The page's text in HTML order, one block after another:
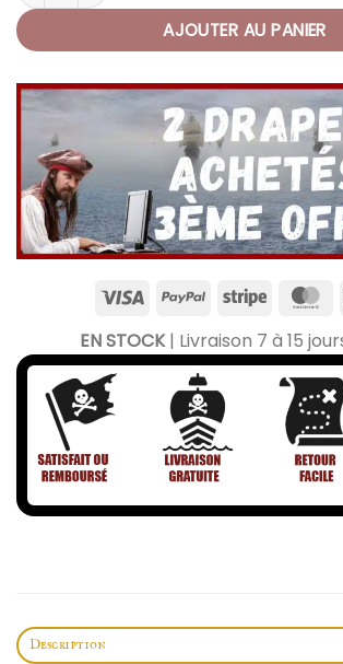
AJOUTER AU PANIER
EN STOCK| Livraison 7 à 15
Description